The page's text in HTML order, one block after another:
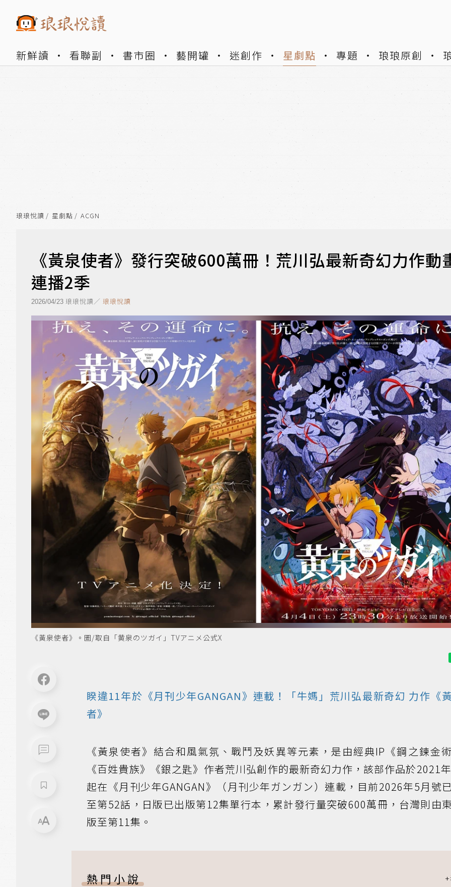
新鮮讀 看聯副 書市圈 藝開罐 迷創作 星劇點 專題 琅琅原創
琅琅悅讀 星劇點 ACGN
《黃泉使者》發行突破600萬冊！荒川弘最新奇幻力作動
連播2季
2026/04/23 琅琅悅讀／ 琅琅悅讀
《黃泉使者》。圖/取自「黄泉のツガイ」TVアニメ公式X
睽違11年於《月刊少年GANGAN》連載！「牛媽」荒川弘最新奇幻 力作《
者》
《黃泉使者》結合和風氣氛、戰鬥及妖異等元素，是由經典IP《鋼之鍊金
《百姓貴族》《銀之匙》作者荒川弘創作的最新奇幻力作，該部作品於2021
起在《月刊少年GANGAN》（月刊少年ガンガン）連載，目前2026年5月號
至第52話，日版已出版第12集單行本，累計發行量突破600萬冊，台灣則由
版至第11集。
熱門小說